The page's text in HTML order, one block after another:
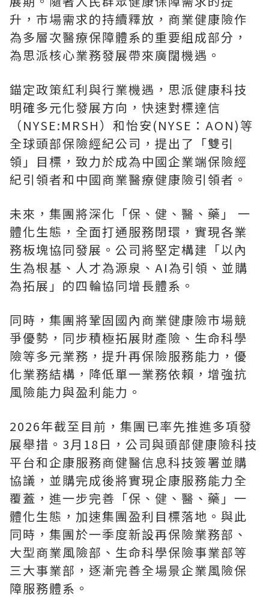
升，市場需求的持續釋放，商業健康險作
為多層次醫療保障體系的重要組成部分，
為思派核心業務發展帶來廣闊機遇。
錨定政策紅利與行業機遇，思派健康科技
明確多元化發展方向，快速對標達信
（NYSE:MRSH）和怡安(NYSE：AON)等
全球頭部保險經紀公司，提出了「雙引
領」目標，致力於成為中國企業端保險經
紀引領者和中國商業醫療健康險引領者。
未來，集團將深化「保、健、醫、藥」 一
體化生態，全面打通服務閉環，實現各業
務板塊協同發展。公司將堅定構建「以內
生為根基、人才為源泉、AI為引領、並購
為拓展」的四輪協同增長體系。
同時，集團將鞏固國內商業健康險市場競
爭優勢，同步積極拓展財產險、生命科學
險等多元業務，提升再保險服務能力，優
化業務結構，降低單一業務依賴，增強抗
風險能力與盈利能力。
2026年截至目前，集團已率先推進多項發
展舉措。3月18日，公司與頭部健康險科技
平台和企康服務商健醫信息科技簽署並購
協議，並購完成後將實現企康服務能力全
覆蓋，進一步完善「保、健、醫、藥」一
體化生態，加速集團盈利目標落地。與此
同時，集團於一季度新設再保險業務部、
大型商業風險部、生命科學保險事業部等
三大事業部，逐漸完善全場景企業風險保
障服務體系。